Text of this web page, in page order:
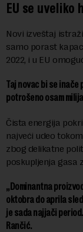
EU se
Novi izveštaj
samo porast
2022, i u EU
Taj novac bi se inače
potrošeno osam
Čista energija
najveći udeo
zbog delikatne
poskupljenja gasa
„Dominantna
oktobra do aprila
je sada najjači period.
Rančić.